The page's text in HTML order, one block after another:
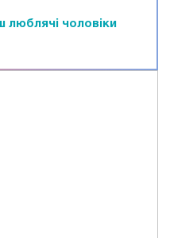
люблячі чоловіки